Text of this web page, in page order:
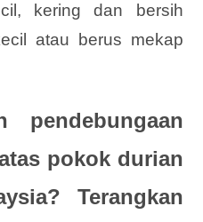
kering dan bersih
atau berus mekap
pokok durian
Terangkan